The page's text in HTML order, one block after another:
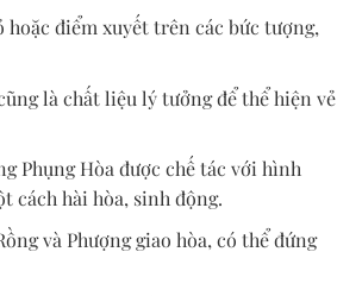
hoặc điểm xuyết trên các bức tượng,
là chất liệu lý tưởng để thể hiện vẻ
Phụng Hòa được chế tác với hình
cách hài hòa, sinh động.
và Phượng giao hòa, có thể đứng